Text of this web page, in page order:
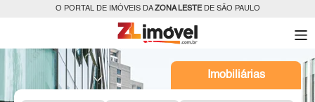
O PORTAL DE IMÓVEIS DAZONA LESTEDE SÃO PAULO
Imobiliárias